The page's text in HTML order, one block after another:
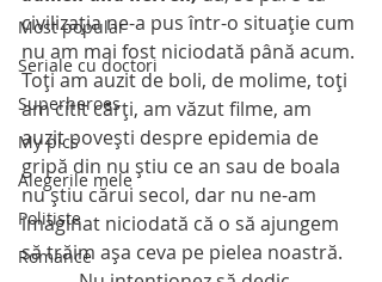
Most popular
Seriale cu doctori
Superheroes
My pics
Alegerile mele
Politiste
Romance
civilizaţia ne-a pus într-o situaţie cum
nu am mai fost niciodată până acum.
Toţi am auzit de boli, de molime, toţi
am citit cărţi, am văzut filme, am
auzit poveşti despre epidemia de
gripă din nu ştiu ce an sau de boala
nu ştiu cărui secol, dar nu ne-am
imaginat niciodată că o să ajungem
să trăim aşa ceva pe pielea noastră.